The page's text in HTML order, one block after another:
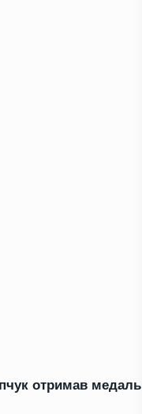
отримав медаль